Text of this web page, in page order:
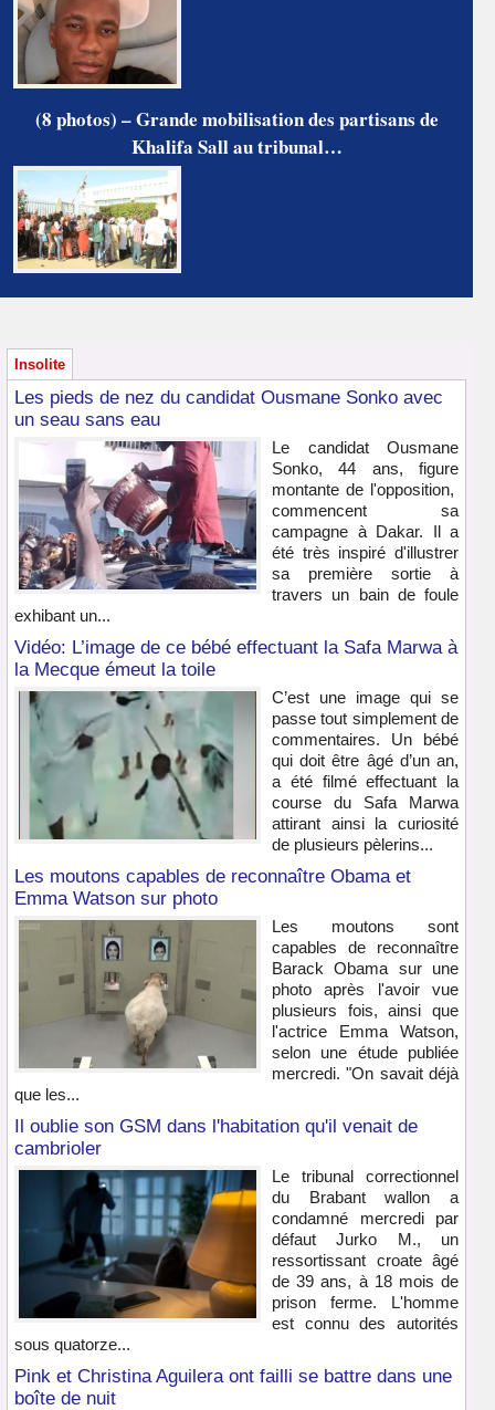
(8 photos) – Grande mobilisation des partisans de
Khalifa Sall au tribunal…
Insolite
Les pieds de nez du candidat Ousmane Sonko avec
un seau sans eau
Le candidat Ousmane
Sonko, 44 ans, figure
montante de l'opposition,
commencent sa
campagne à Dakar. Il a
été très inspiré d'illustrer
sa première sortie à
travers un bain de foule
exhibant un...
Vidéo: L’image de ce bébé effectuant la Safa Marwa à
la Mecque émeut la toile
C’est une image qui se
passe tout simplement de
commentaires. Un bébé
qui doit être âgé d’un an,
a été filmé effectuant la
course du Safa Marwa
attirant ainsi la curiosité
de plusieurs pèlerins...
Les moutons capables de reconnaître Obama et
Emma Watson sur photo
Les moutons sont
capables de reconnaître
Barack Obama sur une
photo après l'avoir vue
plusieurs fois, ainsi que
l'actrice Emma Watson,
selon une étude publiée
mercredi. "On savait déjà
que les...
Il oublie son GSM dans l'habitation qu'il venait de
cambrioler
Le tribunal correctionnel
du Brabant wallon a
condamné mercredi par
défaut Jurko M., un
ressortissant croate âgé
de 39 ans, à 18 mois de
prison ferme. L'homme
est connu des autorités
sous quatorze...
Pink et Christina Aguilera ont failli se battre dans une
boîte de nuit